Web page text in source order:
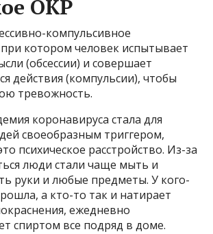
ОКР
компульсивное
при котором человек испытывает
(обсессии) и совершает
действия (компульсии), чтобы
тревожность.
коронавируса стала для
своеобразным триггером,
психическое расстройство. Из-за
люди стали чаще мыть и
руки и любые предметы. У кого-
а кто-то так и натирает
ежедневно
спиртом все подряд в доме.